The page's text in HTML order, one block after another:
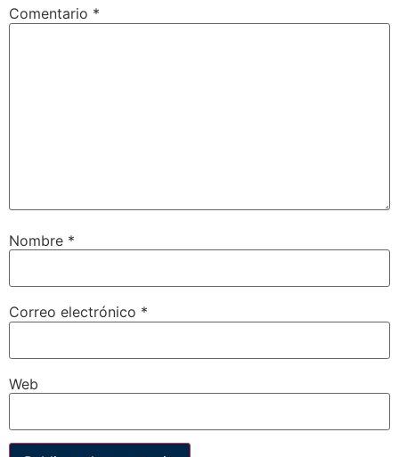
Comentario *
Nombre *
Correo electrónico *
Web